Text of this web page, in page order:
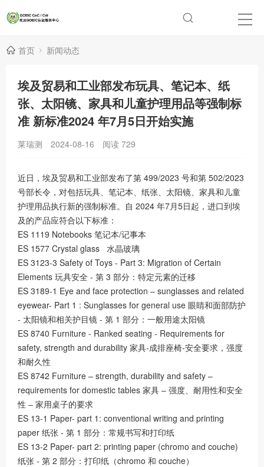
首页 新闻动态
埃及贸易和⼯业部发布玩具、笔记本、纸
张、太阳镜、家具和⼉童护理⽤品等强制标
准 新标准2024 年7⽉5⽇开始实施
莱瑞测 2024-08-16 阅读 729
近日，埃及贸易和⼯业部发布了第 499/2023 号和第 502/2023
号部⻓令，对包括玩具、笔记本、纸张、太阳镜、家具和⼉童
护理⽤品执⾏新的强制标准。⾃ 2024 年7⽉5⽇起，进⼝到埃
及的产品应符合以下标准：
ES 1119 Notebooks 笔记本/记事本
ES 1577 Crystal glass ⽔晶玻璃
ES 3123-3 Safety of Toys - Part 3: Migration of Certain
Elements 玩具安全 - 第 3 部分：特定元素的迁移
ES 3189-1 Eye and face protection ‒ sunglasses and related
eyewear- Part 1 : Sunglasses for general use 眼睛和⾯部防护
- 太阳镜和相关护⽬镜 - 第 1 部分：⼀般⽤途太阳镜
ES 8740 Furniture - Ranked seating - Requirements for
safety, strength and durability 家具-成排座椅-安全要求，强度
和耐久性
ES 8742 Furniture – strength, durability and safety –
requirements for domestic tables 家具 ‒ 强度、耐⽤性和安全
性 ‒ 家⽤桌⼦的要求
ES 13-1 Paper- part 1: conventional writing and printing
paper 纸张 - 第 1 部分：常规书写和打印纸
ES 13-2 Paper- part 2: printing paper (chromo and couche)
纸张 - 第 2 部分：打印纸（chromo 和 couche）